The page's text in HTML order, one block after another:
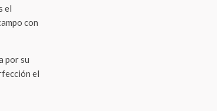
el
con
por su
el